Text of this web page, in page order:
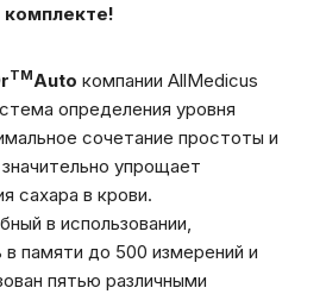
комплекте!
TMAuto компании AllMedicus
определения уровня
сочетание простоты и
упрощает
сахара в крови.
в использовании,
памяти до 500 измерений и
пятью различными